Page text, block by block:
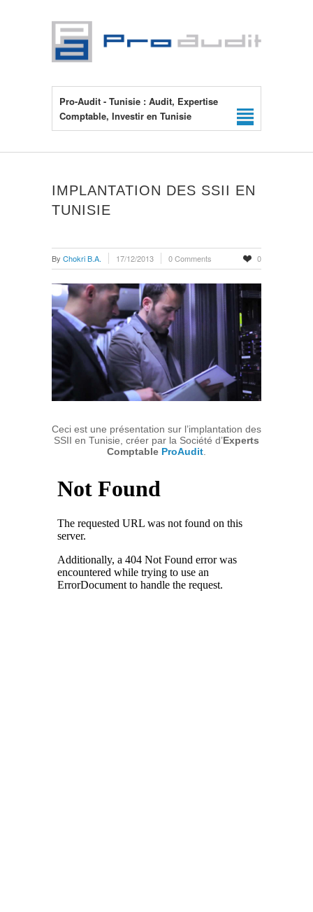
Pro-Audit - Tunisie : Audit, Expertise
Comptable, Investir en Tunisie
IMPLANTATION DES SSII EN
TUNISIE
By Chokri B.A. 17/12/2013 0 Comments 0
Ceci est une présentation sur l’implantation des
SSII en Tunisie, créer par la Société d’Experts
Comptable ProAudit.